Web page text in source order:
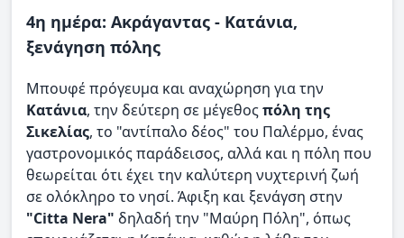
4η ημέρα: Ακράγαντας - Κατάνια,
ξενάγηση πόλης
Μπουφέ πρόγευμα και αναχώρηση για την
Κατάνια, την δεύτερη σε μέγεθοςπόλη της
Σικελίας, το "αντίπαλο δέος" του Παλέρμο, ένας
γαστρονομικός παράδεισος, αλλά και η πόλη που
θεωρείται ότι έχει την καλύτερη νυχτερινή ζωή
σε ολόκληρο το νησί. Άφιξη και ξενάγση στην
"Citta Nera" δηλαδή την "Μαύρη Πόλη", όπως